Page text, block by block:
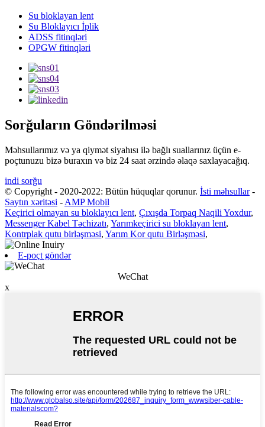
Su bloklayan lent
Su Bloklayıcı İplik
ADSS fitinqləri
OPGW fitinqləri
Sorğuların Göndərilməsi
Məhsullarımız və ya qiymət siyahısı ilə bağlı suallarınız üçün e-
poçtunuzu bizə buraxın və biz 24 saat ərzində əlaqə saxlayacağıq.
indi sorğu
© Copyright - 2020-2022: Bütün hüquqlar qorunur. İsti məhsullar-
Saytın xəritəsi - AMP Mobil
Keçirici olmayan su bloklayıcı lent, Çıxışda Torpaq Naqili Yoxdur,
Messenger Kabel Təchizatı, Yarımkeçirici su bloklayan lent,
Kontrplak qutu birləşməsi, Yarım Kor qutu Birləşməsi,
E-poçt göndər
WeChat
x